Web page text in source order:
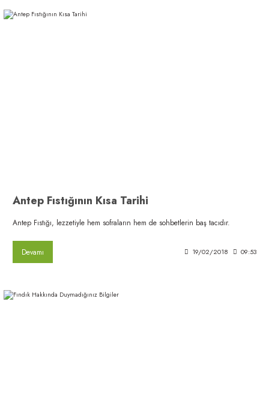
Antep Fıstığının Kısa Tarihi
Antep Fıstığı, lezzetiyle hem sofraların hem de sohbetlerin baş tacıdır.
Devamı 19/02/2018 09:53